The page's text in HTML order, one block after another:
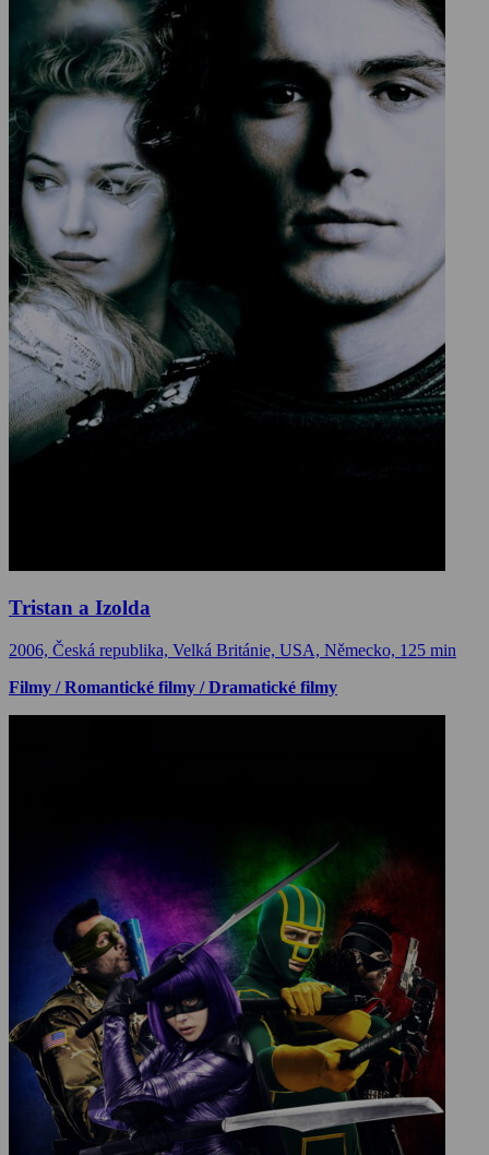
Tristan a Izolda
2006, Česká republika, Velká Británie, USA, Německo, 125 min
Filmy / Romantické filmy / Dramatické filmy